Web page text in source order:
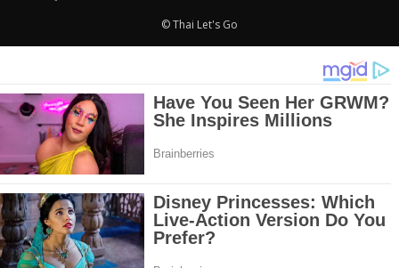
© Thai Let's Go